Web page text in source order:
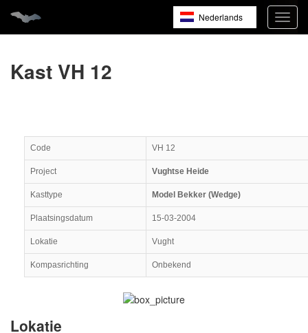
Nederlands
Kast VH 12
Code VH 12
Project Vughtse Heide
Kasttype Model Bekker (Wedge)
Plaatsingsdatum 15-03-2004
Lokatie Vught
Kompasrichting Onbekend
Lokatie